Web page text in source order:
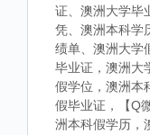
证、澳洲大学毕
凭、澳洲本科学
绩单、澳洲大学
毕业证，澳洲大
假学位，澳洲本
假毕业证，【Q
洲本科假学历，